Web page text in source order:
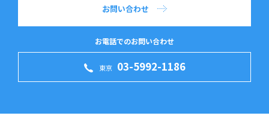
お問い合わせ
お電話でのお問い合わせ
東京 03-5992-1186